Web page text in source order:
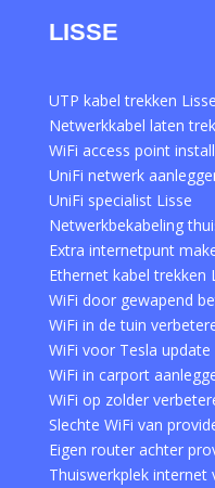
LISSE
UTP kabel trekken Lisse
Netwerkkabel laten
WiFi access point
UniFi netwerk
UniFi specialist Lisse
Netwerkbekabeling
Extra internetpunt
Ethernet kabel trekken
WiFi door gewapend
WiFi in de tuin
WiFi voor Tesla update
WiFi in carport
WiFi op zolder
Slechte WiFi van
Eigen router achter
Thuiswerkplek internet